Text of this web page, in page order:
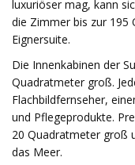
luxuriöser mag, kann
die Zimmer bis zur 195
Eignersuite.
Die Innenkabinen der
Quadratmeter groß.
Flachbildfernseher,
und Pflegeprodukte.
20 Quadratmeter groß
das Meer.